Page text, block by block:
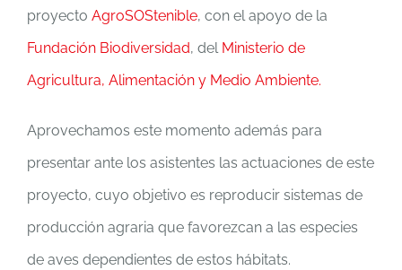
proyecto AgroSOStenible, con el apoyo de la
Fundación Biodiversidad, del Ministerio de
Agricultura, Alimentación y Medio Ambiente.
Aprovechamos este momento además para
presentar ante los asistentes las actuaciones de este
proyecto, cuyo objetivo es reproducir sistemas de
producción agraria que favorezcan a las especies
de aves dependientes de estos hábitats.